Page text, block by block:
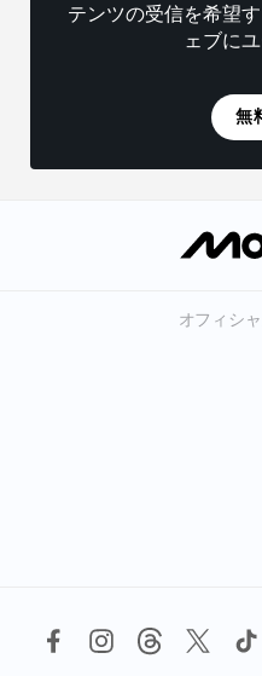
テンツの受信を希望
ェブに
無
オフィシ